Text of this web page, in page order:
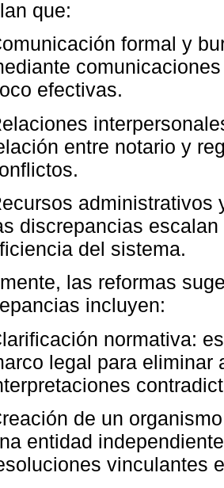
que:
formal y
efectivas.
entre notario y
administrativos
discrepancias
del sistema.
las reformas
incluyen:
normativa:
legal para eliminar
de un
entidad
vinculantes